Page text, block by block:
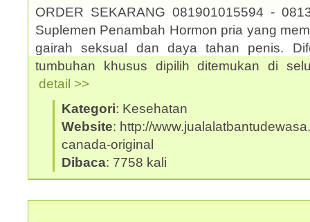
ORDER SEKARANG 081901015594 -
Suplemen Penambah Hormon pria yang
gairah seksual dan daya tahan penis.
tumbuhan khusus dipilih ditemukan di
detail >>
Kategori: Kesehatan
Website: http://
canada-original
Dibaca: 7758 kali